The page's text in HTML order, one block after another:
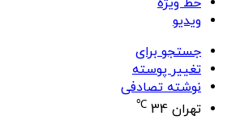
ویدیو
جستجو برای
تغییر پوسته
نوشته تصادفی
تهران 34
℃